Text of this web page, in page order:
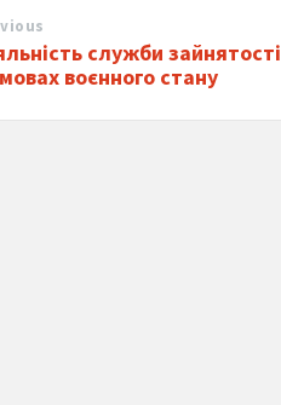
служби зайнятості
воєнного стану